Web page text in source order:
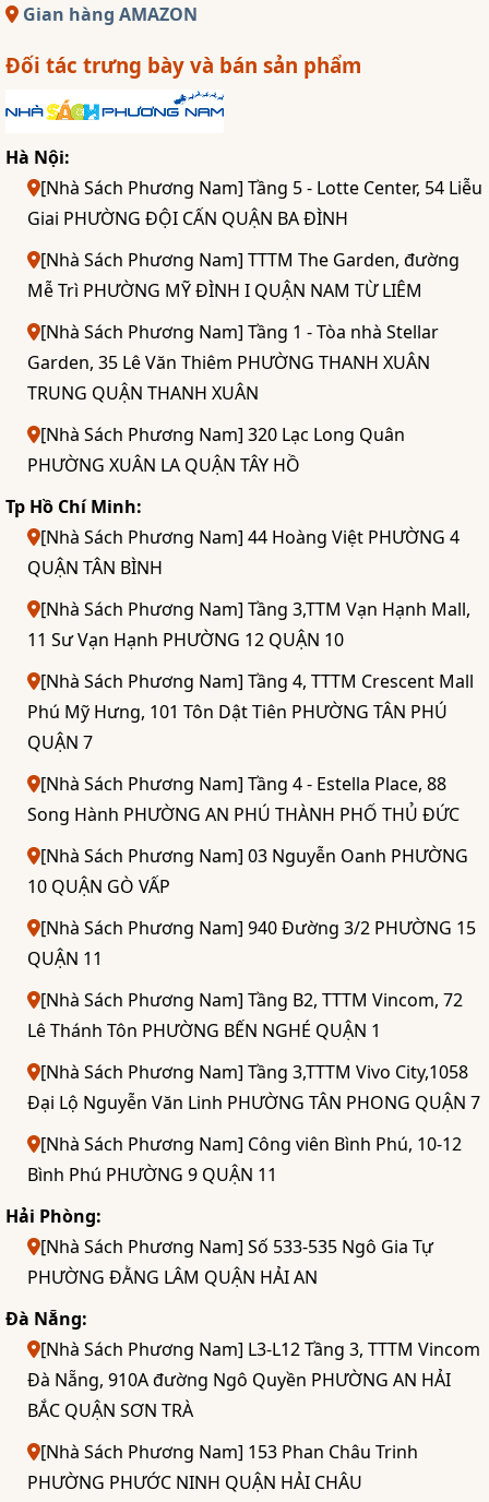
Gian hàng AMAZON
Đối tác trưng bày và bán sản phẩm
Hà Nội:
[Nhà Sách Phương Nam] Tầng 5 - Lotte Center, 54 Liễu
Giai PHƯỜNG ĐỘI CẤN QUẬN BA ĐÌNH
[Nhà Sách Phương Nam] TTTM The Garden, đường
Mễ Trì PHƯỜNG MỸ ĐÌNH I QUẬN NAM TỪ LIÊM
[Nhà Sách Phương Nam] Tầng 1 - Tòa nhà Stellar
Garden, 35 Lê Văn Thiêm PHƯỜNG THANH XUÂN
TRUNG QUẬN THANH XUÂN
[Nhà Sách Phương Nam] 320 Lạc Long Quân
PHƯỜNG XUÂN LA QUẬN TÂY HỒ
Tp Hồ Chí Minh:
[Nhà Sách Phương Nam] 44 Hoàng Việt PHƯỜNG 4
QUẬN TÂN BÌNH
[Nhà Sách Phương Nam] Tầng 3,TTM Vạn Hạnh Mall,
11 Sư Vạn Hạnh PHƯỜNG 12 QUẬN 10
[Nhà Sách Phương Nam] Tầng 4, TTTM Crescent Mall
Phú Mỹ Hưng, 101 Tôn Dật Tiên PHƯỜNG TÂN PHÚ
QUẬN 7
[Nhà Sách Phương Nam] Tầng 4 - Estella Place, 88
Song Hành PHƯỜNG AN PHÚ THÀNH PHỐ THỦ ĐỨC
[Nhà Sách Phương Nam] 03 Nguyễn Oanh PHƯỜNG
10 QUẬN GÒ VẤP
[Nhà Sách Phương Nam] 940 Đường 3/2 PHƯỜNG 15
QUẬN 11
[Nhà Sách Phương Nam] Tầng B2, TTTM Vincom, 72
Lê Thánh Tôn PHƯỜNG BẾN NGHÉ QUẬN 1
[Nhà Sách Phương Nam] Tầng 3,TTTM Vivo City,1058
Đại Lộ Nguyễn Văn Linh PHƯỜNG TÂN PHONG QUẬN 7
[Nhà Sách Phương Nam] Công viên Bình Phú, 10-12
Bình Phú PHƯỜNG 9 QUẬN 11
Hải Phòng:
[Nhà Sách Phương Nam] Số 533-535 Ngô Gia Tự
PHƯỜNG ĐẰNG LÂM QUẬN HẢI AN
Đà Nẵng:
[Nhà Sách Phương Nam] L3-L12 Tầng 3, TTTM Vincom
Đà Nẵng, 910A đường Ngô Quyền PHƯỜNG AN HẢI
BẮC QUẬN SƠN TRÀ
[Nhà Sách Phương Nam] 153 Phan Châu Trinh
PHƯỜNG PHƯỚC NINH QUẬN HẢI CHÂU